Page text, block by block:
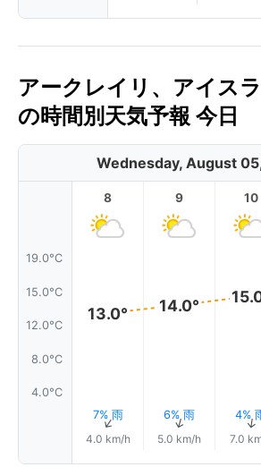
アークレイリ、アイス
の時間別天気予報 今日
Wednesday, August
19.0°C
15.0°C
12.0°C
8.0°C
4.0°C
8
13.0°
7% 雨
↑
4.0 km/h
9
14.0°
6% 雨
↑
5.0 km/h
10
4%
↑
7.0